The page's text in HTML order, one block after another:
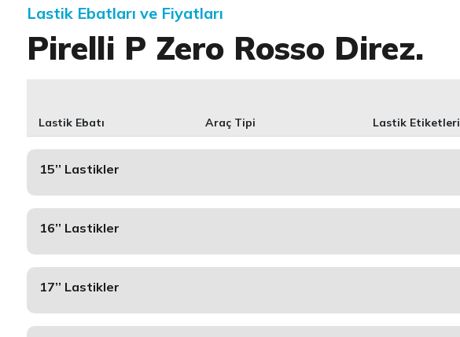
Lastik Ebatları ve Fiyatları
Pirelli P Zero Rosso Direz.
Lastik Ebatı Araç Tipi Lastik Etiketleri
15’’ Lastikler
16’’ Lastikler
17’’ Lastikler